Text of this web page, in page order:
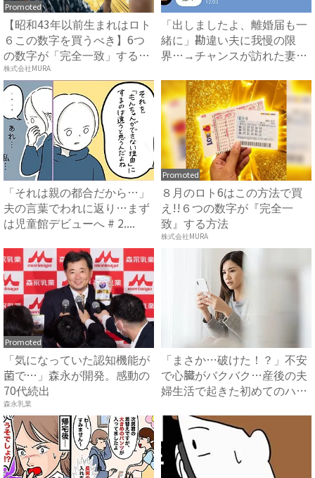
Promoted
【昭和43年以前生まれはロト
６この数字を買うべき】6つ
の数字が「完全一致」する
方...
株式会社MURA
「出しましたよ、離婚届も一
緒に」勘違い夫に我慢の限
界…→チャンスが訪れた妻
「それは親の都合だから…」
夫の言葉でわれに返り…まず
は児童館デビューへ # 2....
Promoted
８月のロト6はこの方法で買
え!!６つの数字が『完全一
致』する方法
株式会社MURA
Promoted
「気になっていた認知機能が
菌で…」森永が開発。感動の
70代続出
森永乳業
「まさか…破けた！？」不安
で心臓がバクバク…産後の夫
婦生活で起きた初めてのハプ